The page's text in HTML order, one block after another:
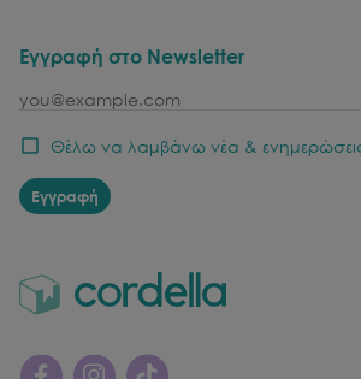
Εγγραφή στο Newsletter
email
Θέλω να λαμβάνω νέα &
Εγγραφή